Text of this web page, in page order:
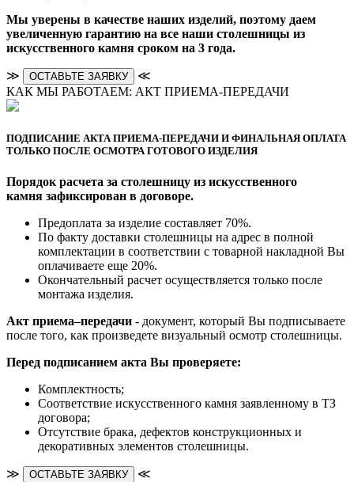
Мы уверены в качестве наших изделий, поэтому даем
увеличенную гарантию на все наши столешницы из
искусственного камня сроком на 3 года.
≫ ОСТАВЬТЕ ЗАЯВКУ
≪
КАК МЫ РАБОТАЕМ: АКТ ПРИЕМА-ПЕРЕДАЧИ
ПОДПИСАНИЕ АКТА ПРИЕМА-ПЕРЕДАЧИ И ФИНАЛЬНАЯ ОПЛАТА
ТОЛЬКО ПОСЛЕ ОСМОТРА ГОТОВОГО ИЗДЕЛИЯ
Порядок расчета за столешницу из искусственного
камня зафиксирован в договоре.
Предоплата за изделие составляет 70%.
По факту доставки столешницы на адрес в полной
комплектации в соответствии с товарной накладной Вы
оплачиваете еще 20%.
Окончательный расчет осуществляется только после
монтажа изделия.
Акт приема–передачи - документ, который Вы подписываете
после того, как произведете визуальный осмотр столешницы.
Перед подписанием акта Вы проверяете:
Комплектность;
Cоответствие искусственного камня заявленному в ТЗ
договора;
Отсутствие брака, дефектов конструкционных и
декоративных элементов столешницы.
≫ ОСТАВЬТЕ ЗАЯВКУ
≪